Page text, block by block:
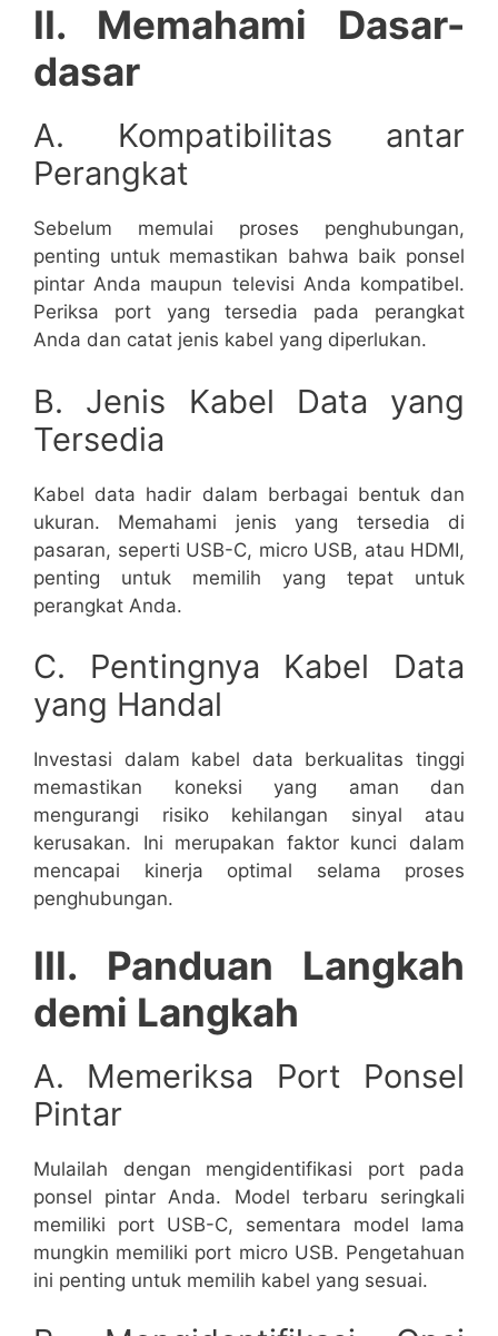
II. Memahami Dasar-
dasar
A. Kompatibilitas antar
Perangkat
Sebelum memulai proses penghubungan,
penting untuk memastikan bahwa baik ponsel
pintar Anda maupun televisi Anda kompatibel.
Periksa port yang tersedia pada perangkat
Anda dan catat jenis kabel yang diperlukan.
B. Jenis Kabel Data yang
Tersedia
Kabel data hadir dalam berbagai bentuk dan
ukuran. Memahami jenis yang tersedia di
pasaran, seperti USB-C, micro USB, atau HDMI,
penting untuk memilih yang tepat untuk
perangkat Anda.
C. Pentingnya Kabel Data
yang Handal
Investasi dalam kabel data berkualitas tinggi
memastikan koneksi yang aman dan
mengurangi risiko kehilangan sinyal atau
kerusakan. Ini merupakan faktor kunci dalam
mencapai kinerja optimal selama proses
penghubungan.
III. Panduan Langkah
demi Langkah
A. Memeriksa Port Ponsel
Pintar
Mulailah dengan mengidentifikasi port pada
ponsel pintar Anda. Model terbaru seringkali
memiliki port USB-C, sementara model lama
mungkin memiliki port micro USB. Pengetahuan
ini penting untuk memilih kabel yang sesuai.